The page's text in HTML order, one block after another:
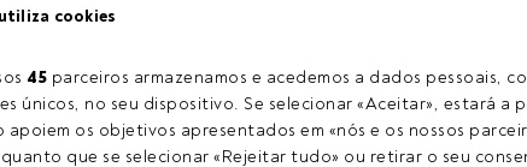
cookies
45 parceiros armazenamos e acedemos a dados pessoais,
únicos, no seu dispositivo. Se selecionar «Aceitar», estará a
apoiem os objetivos apresentados em «nós e os nossos
que se selecionar «Rejeitar tudo» ou retirar o seu
E-mail contacto
Quem somos
Registo
Privacidade